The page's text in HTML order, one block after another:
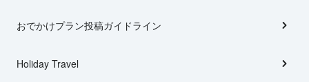
おでかけプラン投稿ガイドライン
Holiday Travel